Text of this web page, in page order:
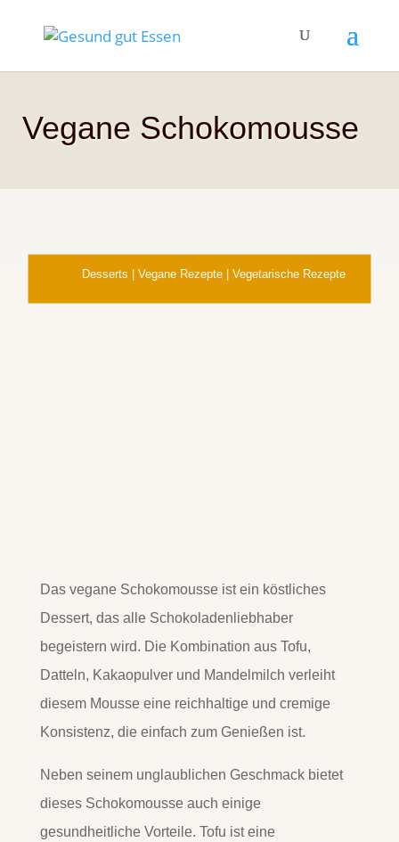
Vegane Schokomousse
Desserts | Vegane Rezepte| Vegetarische Rezepte
Das vegane Schokomousse ist ein köstliches
Dessert, das alle Schokoladenliebhaber
begeistern wird. Die Kombination aus Tofu,
Datteln, Kakaopulver und Mandelmilch verleiht
diesem Mousse eine reichhaltige und cremige
Konsistenz, die einfach zum Genießen ist.
Neben seinem unglaublichen Geschmack bietet
dieses Schokomousse auch einige
gesundheitliche Vorteile. Tofu ist eine